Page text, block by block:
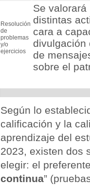
Resolución
de
problemas
y/o
ejercicios
Se
distintas
cara a
divulgación
de
sobre el
Según lo
calificación y la
aprendizaje del
2023, existen dos
elegir: el
continua”